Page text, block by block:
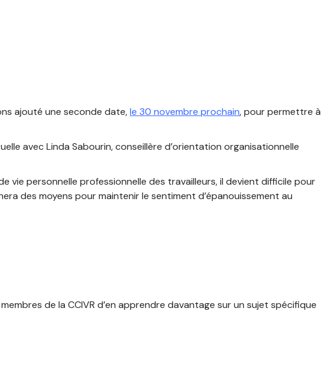
ajouté une seconde date,le 30 novembre prochain, pour permettre à
avec Linda Sabourin, conseillère d’orientation organisationnelle
vie personnelle professionnelle des travailleurs, il devient difficile pour
des moyens pour maintenir le sentiment d’épanouissement au
de la CCIVR d’en apprendre davantage sur un sujet spécifique